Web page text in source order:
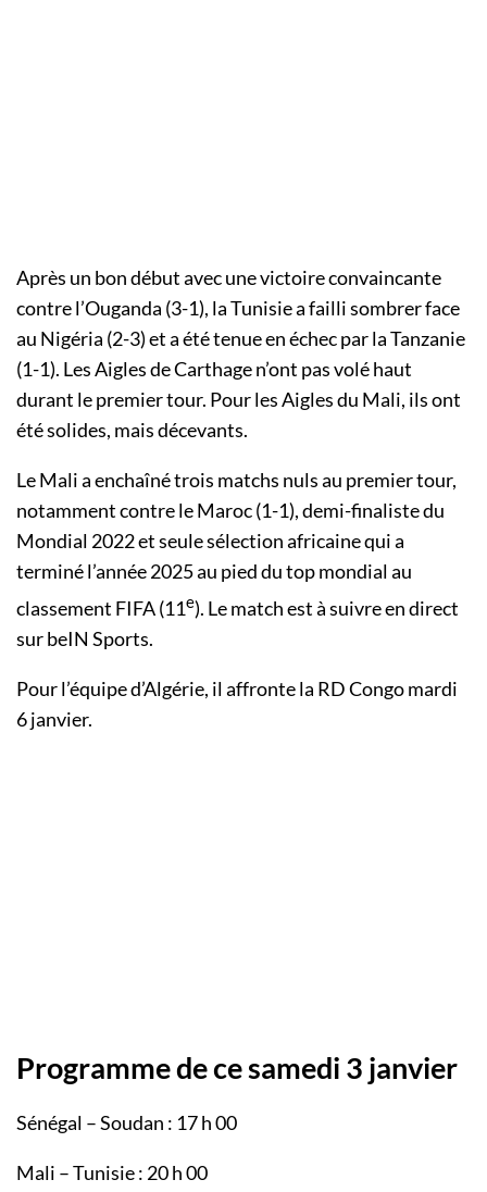
Après un bon début avec une victoire convaincante
contre l’Ouganda (3-1), la Tunisie a failli sombrer face
au Nigéria (2-3) et a été tenue en échec par la Tanzanie
(1-1). Les Aigles de Carthage n’ont pas volé haut
durant le premier tour. Pour les Aigles du Mali, ils ont
été solides, mais décevants.
Le Mali a enchaîné trois matchs nuls au premier tour,
notamment contre le Maroc (1-1), demi-finaliste du
Mondial 2022 et seule sélection africaine qui a
terminé l’année 2025 au pied du top mondial au
classement FIFA (11e). Le match est à suivre en direct
sur beIN Sports.
Pour l’équipe d’Algérie, il affronte la RD Congo mardi
6 janvier.
Programme de ce samedi 3 janvier
Sénégal – Soudan : 17 h 00
Mali – Tunisie : 20 h 00